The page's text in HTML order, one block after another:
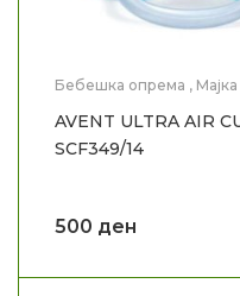
Бебешка опрема ,
AVENT ULTRA AIR
SCF349/14
500 ден